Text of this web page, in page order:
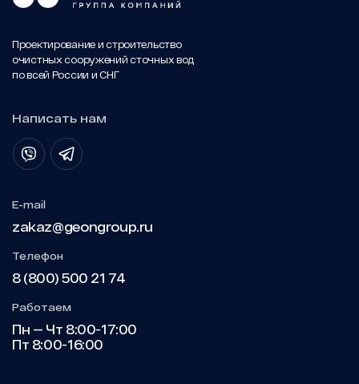
Проектирование и строительство
очистных сооружений сточных вод
по всей России и СНГ
Написать нам
E-mail
zakaz@geongroup.ru
Телефон
8 (800) 500 21 74
Работаем
Пн — Чт 8:00-17:00
Пт 8:00-16:00